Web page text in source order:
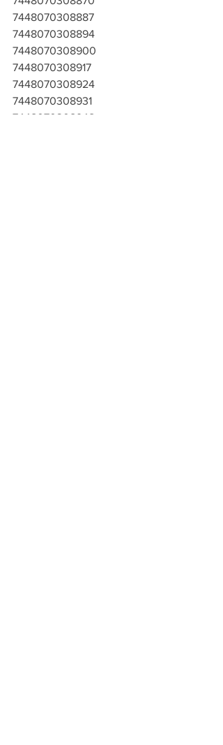
7448070308887
7448070308894
7448070308900
7448070308917
7448070308924
7448070308931
7448070308948